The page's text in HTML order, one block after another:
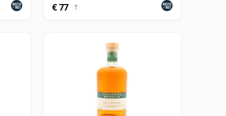
€ 77 ?